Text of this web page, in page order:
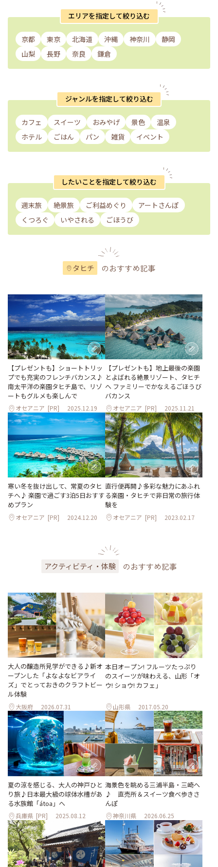
エリアを指定して絞り込む
京都 東京 北海道 沖縄 神奈川
静岡
山梨
長野 奈良 鎌倉
ジャンルを指定して絞り込む
カフェ スイーツ おみやげ 景色
温泉
ホテル
ごはん パン 雑貨 イベント
したいことを指定して絞り込む
週末旅 絶景旅 ご利益めぐり
アートさんぽ
くつろぐ
いやされる ごほうび
タヒチ のおすすめ記事
【プレゼントも】ショートトリッ
プでも充実のフレンチバカンス♪
南太平洋の楽園タヒチ島で、リゾ
ートもグルメも楽しんで
オセアニア [PR] 2025.12.19
【プレゼントも】地上最後の楽園
とよばれる絶景リゾート、タヒチ
へ ファミリーでかなえるごほうび
バカンス
オセアニア [PR] 2025.11.21
寒い冬を抜け出して、常夏のタヒ
チへ♪ 楽園で過ごす3泊5日おすす
めプラン
オセアニア [PR] 2024.12.20
直行便再開♪多彩な魅力にあふれ
る楽園・タヒチで非日常の旅行体
験を
オセアニア [PR] 2023.02.17
アクティビティ・体験 のおすすめ記事
大人の醸造所見学ができる♪新オ
ープンした「よなよなビアライ
ズ」でとっておきのクラフトビー
ル体験
大阪府 2026.07.31
本日オープン! フルーツたっぷり
のスイーツが味わえる、山形「オ
ウ! ショウ! カフェ」
山形県 2017.05.20
夏の涼を感じる、大人の神戸ひと
り旅♪日本最大級の球体水槽があ
る水族館「átoa」へ
兵庫県 [PR] 2025.08.12
海景色を眺める三浦半島・三崎へ
♪ 直売所＆スイーツ食べ歩きさ
んぽ
神奈川県 2026.06.25